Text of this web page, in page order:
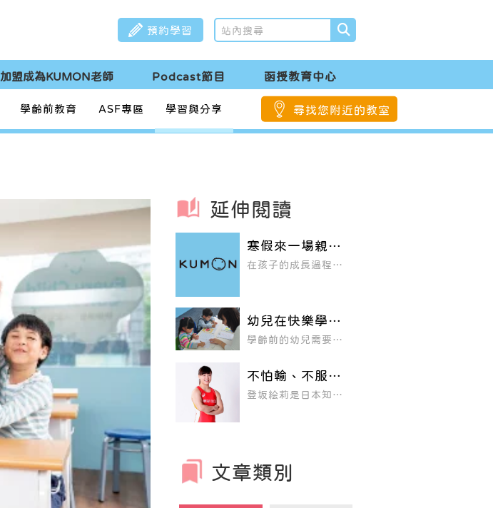
預約學習
加盟成為KUMON老師 Podcast節目 函授教育中心
學齡前教育 ASF專區 學習與分享 尋找您附近的教室
延伸閱讀
寒假來一場親子
旅遊，精選親子
飯店與寶貝創造
在孩子的成長過程
聞，吸收課堂上學不
到的經驗，更能夠共
創美好回憶，讓親子
關係更加緊密。然而
容易的事情，除了要
帶大包小包的東西之
外，連住的地方也不
難忘的親子旅遊吧！
幼兒在快樂學習
的情境中， 學會
運筆、啟發數感
學齡前的幼兒需要家
筆教材裡融入引發孩
子 學習樂趣的元素，
包含了色彩豐富的有
趣圖片、小故事，讓
不怕輸、不服
輸，積極為下一
次成功做好準
登坂絵莉是日本知名
標賽48公斤級冠軍，
並在2016年贏得奧
運金牌。
文章類別